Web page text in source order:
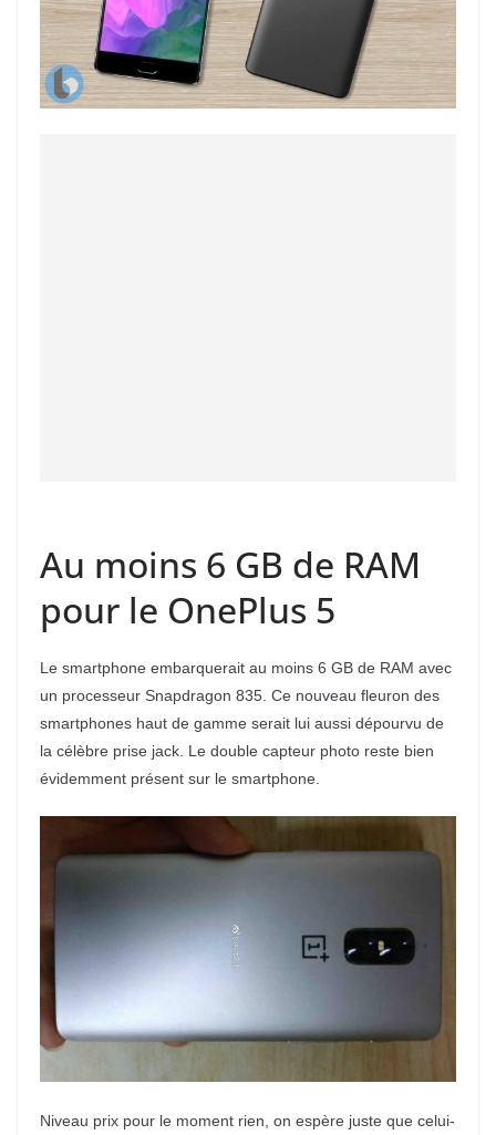
Au moins 6 GB de RAM
pour le OnePlus 5
Le smartphone embarquerait au moins 6 GB de RAM avec
un processeur Snapdragon 835. Ce nouveau fleuron des
smartphones haut de gamme serait lui aussi dépourvu de
la célèbre prise jack. Le double capteur photo reste bien
évidemment présent sur le smartphone.
Niveau prix pour le moment rien, on espère juste que celui-